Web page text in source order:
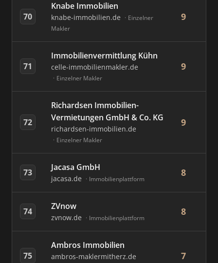
70
Knabe Immobilien
knabe-immobilien.de
Einzelner
Makler
9
71
Immobilienvermittlung Kühn
celle-immobilienmakler.de
Einzelner Makler
9
72
Richardsen Immobilien-
Vermietungen GmbH & Co. KG
richardsen-immobilien.de
Einzelner Makler
9
73 Jacasa GmbH
jacasa.de Immobilienplattform
8
74 ZVnow
zvnow.de Immobilienplattform
8
75
Ambros Immobilien
ambros-maklermitherz.de 7